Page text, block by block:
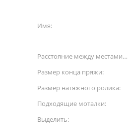
Имя:
Расстояние между местами
прядения:
Размер конца пряжи:
Размер натяжного ролика:
Подходящие моталки:
Выделить: